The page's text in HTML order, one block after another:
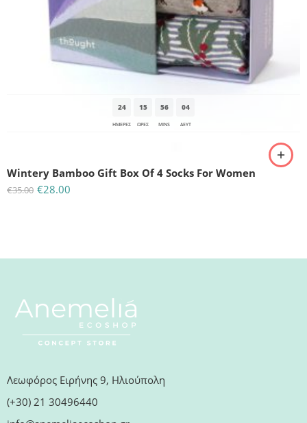
24
ΗΜΈΡΕΣ
15
ΩΡΕΣ
56
MINS
03
ΔΕΥΤ
Wintery Bamboo Gift Box Of 4 Socks For Women
€35.00 €28.00
Λεωφόρος Ειρήνης 9, Ηλιούπολη
(+30) 21 30496440